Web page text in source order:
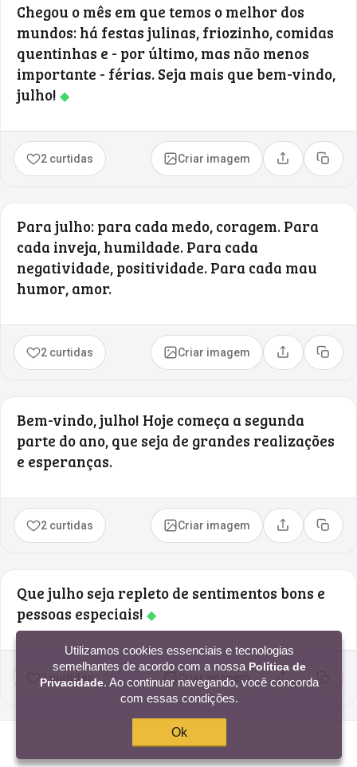
Chegou o mês em que temos o melhor dos
mundos: há festas julinas, friozinho, comidas
quentinhas e - por último, mas não menos
importante - férias. Seja mais que bem-vindo,
julho! ◆
2 curtidas Criar imagem Compartilhar
Copiar
Para julho: para cada medo, coragem. Para
cada inveja, humildade. Para cada
negatividade, positividade. Para cada mau
humor, amor.
2 curtidas Criar imagem Compartilhar
Copiar
Bem-vindo, julho! Hoje começa a segunda
parte do ano, que seja de grandes realizações
e esperanças.
2 curtidas Criar imagem Compartilhar
Copiar
Que julho seja repleto de sentimentos bons e
pessoas especiais! ◆
2 curtidas Criar imagem Compartilhar
Copiar
Utilizamos cookies essenciais e tecnologias
semelhantes de acordo com a nossa Política de
Privacidade. Ao continuar navegando, você concorda
com essas condições.
Ok